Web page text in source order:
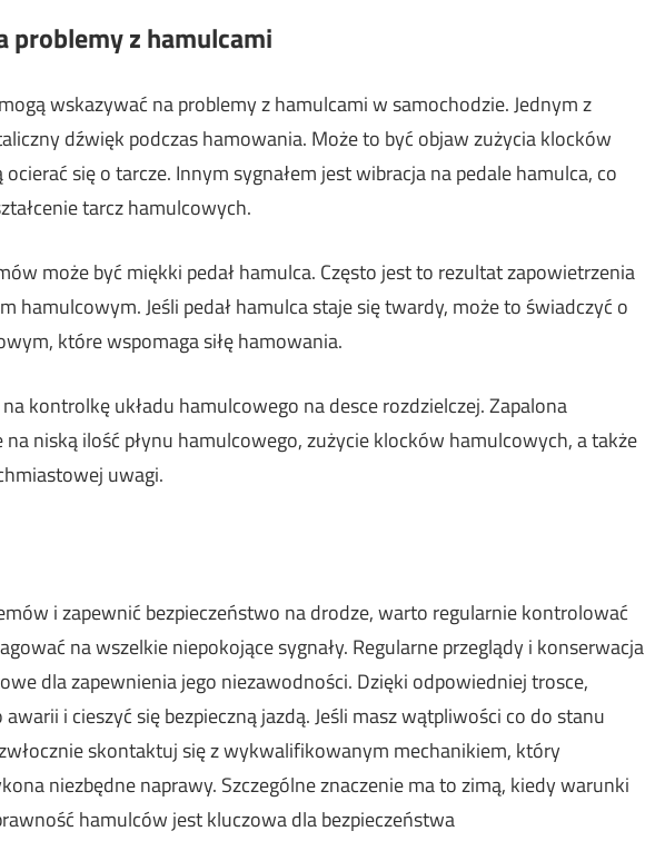
problemy z hamulcami
wskazywać na problemy z hamulcami w samochodzie. Jednym z
dźwięk podczas hamowania. Może to być objaw zużycia klocków
się o tarcze. Innym sygnałem jest wibracja na pedale hamulca, co
tarcz hamulcowych.
może być miękki pedał hamulca. Często jest to rezultat zapowietrzenia
hamulcowym. Jeśli pedał hamulca staje się twardy, może to świadczyć o
które wspomaga siłę hamowania.
kontrolkę układu hamulcowego na desce rozdzielczej. Zapalona
niską ilość płynu hamulcowego, zużycie klocków hamulcowych, a także
uwagi.
i zapewnić bezpieczeństwo na drodze, warto regularnie kontrolować
na wszelkie niepokojące sygnały. Regularne przeglądy i konserwacja
dla zapewnienia jego niezawodności. Dzięki odpowiedniej trosce,
i cieszyć się bezpieczną jazdą. Jeśli masz wątpliwości co do stanu
skontaktuj się z wykwalifikowanym mechanikiem, który
niezbędne naprawy. Szczególne znaczenie ma to zimą, kiedy warunki
hamulców jest kluczowa dla bezpieczeństwa